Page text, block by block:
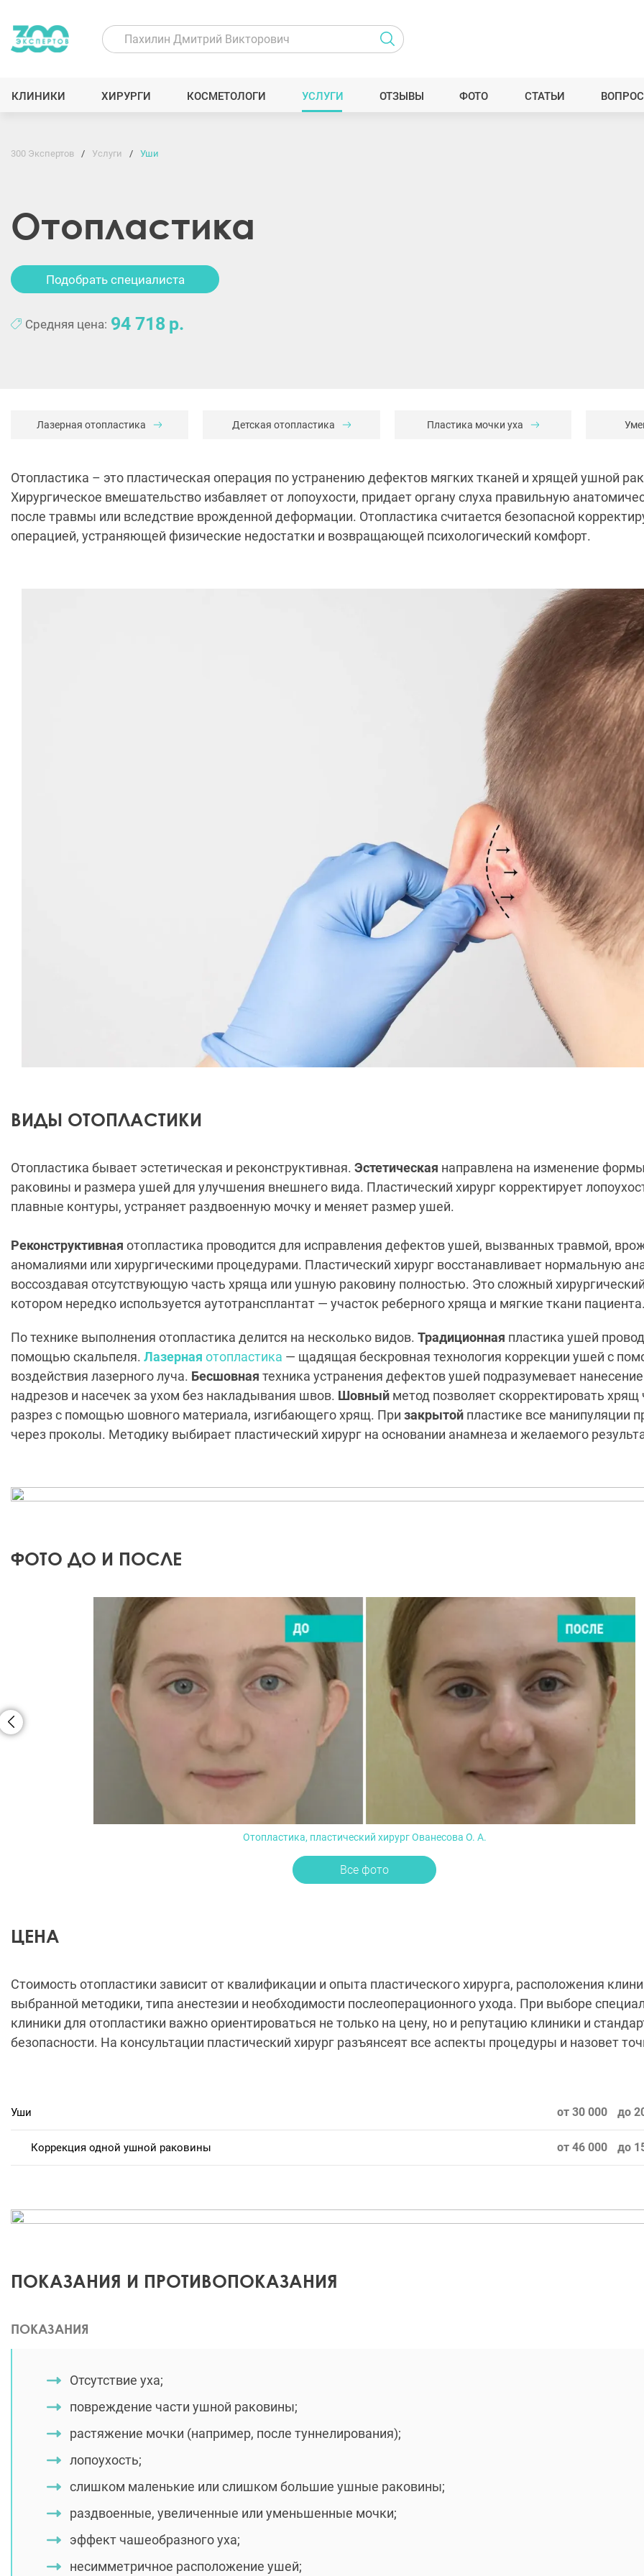
КЛИНИКИ ХИРУРГИ КОСМЕТОЛОГИ УСЛУГИ ОТЗЫВЫ ФОТО СТАТЬИ
300 Экспертов Услуги Уши
Отопластика
Подобрать специалиста
Средняя цена: 94 718
Лазерная отопластика Детская отопластика Пластика мочки уха
Отопластика – это пластическая операция по устранению дефектов мягких тканей и хрящей ушной
Хирургическое вмешательство избавляет от лопоухости, придает органу слуха правильную
после травмы или вследствие врожденной деформации. Отопластика считается безопасной
операцией, устраняющей физические недостатки и возвращающей психологический комфорт.
ВИДЫ ОТОПЛАСТИКИ
Отопластика бывает эстетическая и реконструктивная. Эстетическая направлена на изменение
раковины и размера ушей для улучшения внешнего вида. Пластический хирург корректирует
плавные контуры, устраняет раздвоенную мочку и меняет размер ушей.
Реконструктивная отопластика проводится для исправления дефектов ушей, вызванных травмой,
аномалиями или хирургическими процедурами. Пластический хирург восстанавливает нормальную
воссоздавая отсутствующую часть хряща или ушную раковину полностью. Это сложный
котором нередко используется аутотрансплантат — участок реберного хряща и мягкие ткани пациента.
По технике выполнения отопластика делится на несколько видов. Традиционная пластика ушей
помощью скальпеля. Лазерная отопластика — щадящая бескровная технология коррекции ушей с
воздействия лазерного луча. Бесшовная техника устранения дефектов ушей подразумевает
надрезов и насечек за ухом без накладывания швов. Шовный метод позволяет скорректировать хрящ
разрез с помощью шовного материала, изгибающего хрящ. При закрытой пластике все манипуляции
через проколы. Методику выбирает пластический хирург на основании анамнеза и желаемого
ФОТО ДО И ПОСЛЕ
Отопластика, пластический хирург Ованесова О. А.
Все фото
ЦЕНА
Стоимость отопластики зависит от квалификации и опыта пластического хирурга, расположения
выбранной методики, типа анестезии и необходимости послеоперационного ухода. При выборе
клиники для отопластики важно ориентироваться не только на цену, но и репутацию клиники и
безопасности. На консультации пластический хирург разъянсеят все аспекты процедуры и назовет
Уши от 30 000 до
Коррекция одной ушной раковины от 46 000 до
ПОКАЗАНИЯ И ПРОТИВОПОКАЗАНИЯ
ПОКАЗАНИЯ
Отсутствие уха;
повреждение части ушной раковины;
растяжение мочки (например, после туннелирования);
лопоухость;
слишком маленькие или слишком большие ушные раковины;
раздвоенные, увеличенные или уменьшенные мочки;
эффект чашеобразного уха;
несимметричное расположение ушей;